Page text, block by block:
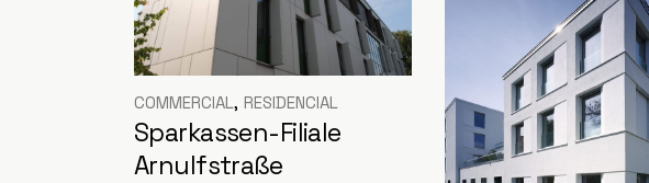
COMMERCIAL RESIDENCIAL
Sparkassen-Filiale
Arnulfstraße